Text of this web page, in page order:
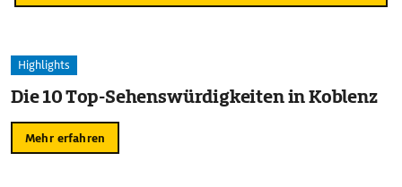
Highlights
Die 10 Top-Sehenswürdigkeiten in Koblenz
Mehr erfahren